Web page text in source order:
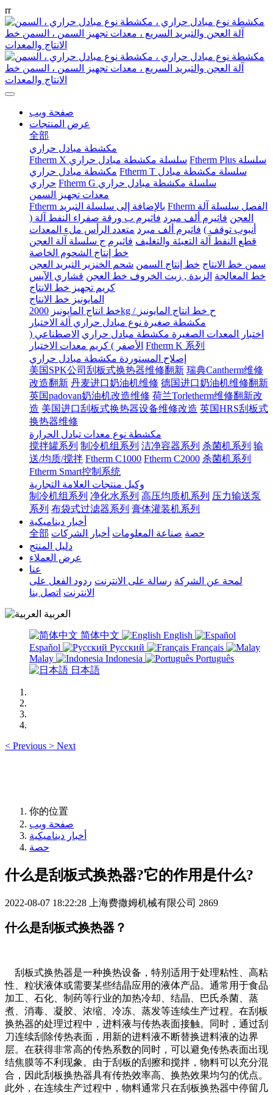
rr
صفحة ويب
عرض المنتجات
全部
مكشطة مبادل حراري
Ftherm X سلسلة مكشطة مبادل حراري Ftherm Plus سلسلة
مكشطة مبادل حراري Ftherm T سلسلة مكشطة مبادل
حراري
Ftherm G سلسلة مكشطة مبادل حراري
معدات تجهيز السمن
Ftherm بالإضافة إلى سلسلة التبريد Ftherm الفصل سلسلة آلة
العجن فاثيرم ألف مبرد فاثيرم ب ورقة صفراء النفط آلة (
أنبوب توقف ) فاثيرم ألف مبرد متعدد الرأس ملء المعدات
قطع النفط آلة التعبئة والتغليف فاثيرم ج سلسلة آلة العجن
خط إنتاج الشحوم الخاصة
سمن خط الانتاج خط إنتاج السمن شحم الخنزير التبريد العجن
خط المعالجة الزبدة , زيت الخروف خط العجن قشاري الآيس
كريم تجهيز خط الانتاج
المايونيز خط الانتاج
خط انتاج المايونيز
2000kg / ح خط انتاج المايونيز
مكشطة صغيرة نوع مبادل حراري آلة الاختبار
اختبار المعدات الصغيرة مكشطة مبادل حراري الاصطناعي (
الأصفر ) كريم معدات الاختبار Ftherm K 系列
إصلاح المستوردة مكشطة مبادل حراري
美国SPK公司刮板式换热器维修翻新 瑞典Cantherm维修
改造翻新 丹麦进口奶油机维修 德国进口奶油机维修翻新
英国padovan奶油机改造维修 荷兰Torletherm维修翻新改
造 美国进口刮板式换热器设备维修改造 英国HRS刮板式
换热器维修
مكشطة نوع معدات تبادل الحرارة
搅拌罐系列 制冷机组系列 洁净容器系列 杀菌机系列 输
送/均质/搅拌 Ftherm C1000 Ftherm C2000 杀菌机系列
Ftherm Smart控制系统
وكيل منتجات العلامة التجارية
制冷机组系列 净化水系列 高压均质机系列 压力输送泵
系列 布袋式过滤器系列 膏体灌装机系列
أخبار ديناميكية
全部
حصة صناعة المعلومات أخبار الشركات
دليل المنتج
عرض العملاء
عنا
لمحة عن الشركة رسالة على الانترنت ردود الفعل على
الانترنت اتصل بنا
العربية
简体中文
English
Español
Русский
Français
Malay
Indonesia
Português
日本語
< Previous > Next
你的位置
صفحة ويب
أخبار ديناميكية
حصة
什么是刮板式换热器?它的作用是什么?
2022-08-07 18:22:28 上海费撒姆机械有限公司 2869
什么是刮板式换热器？
刮板式换热器是一种换热设备，特别适用于处理粘性、高粘
性、粒状液体或需要某些结晶应用的液体产品。通常用于食品
加工、石化、制药等行业的加热冷却、结晶、巴氏杀菌、蒸
煮、消毒、凝胶、浓缩、冷冻、蒸发等连续生产过程。在刮板
换热器的处理过程中，进料液与传热表面接触。同时，通过刮
刀连续刮除传热表面，用新的进料液不断替换进料液的边界
层。在获得非常高的传热系数的同时，可以避免传热表面出现
结焦膜等不利现象。由于刮板的刮擦和搅拌，物料可以充分混
合，因此刮板换热器具有传热效率高、换热效果均匀的优点。
此外，在连续生产过程中，物料通常只在刮板换热器中停留几